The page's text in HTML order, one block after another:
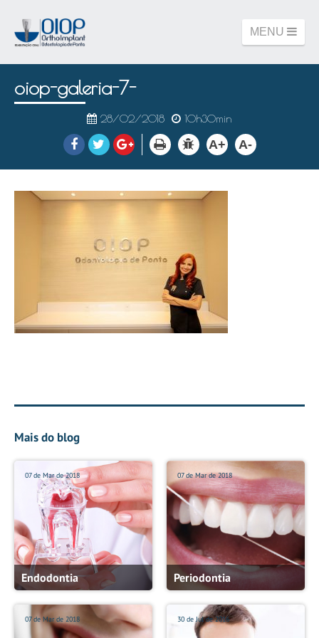
MENU
oiop-galeria-7-
28/02/2018 10h30min
A+ A-
Mais do blog
07 de Mar de 2018
Endodontia
07 de Mar de 2018
Periodontia
07 de Mar de 2018 30 de Jul de 2016